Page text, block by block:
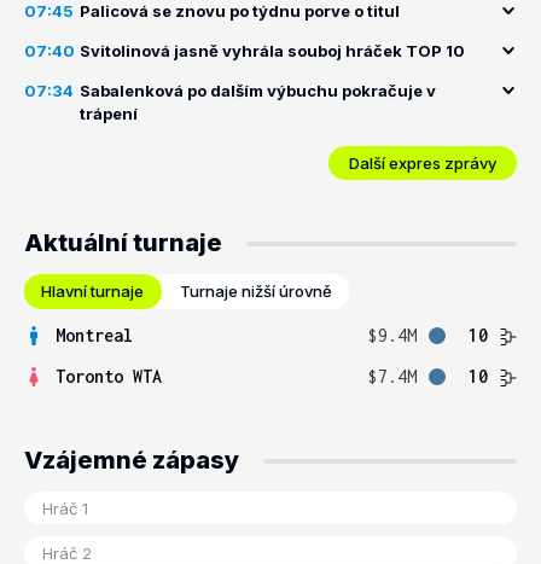
07:45 Palicová se znovu po týdnu porve o titul
07:40 Svitolinová jasně vyhrála souboj hráček TOP 10
07:34 Sabalenková po dalším výbuchu pokračuje v
trápení
Další expres zprávy
Aktuální turnaje
Hlavní turnaje Turnaje nižší úrovně
Montreal $9.4M
10
Toronto WTA
$7.4M 10
Vzájemné zápasy